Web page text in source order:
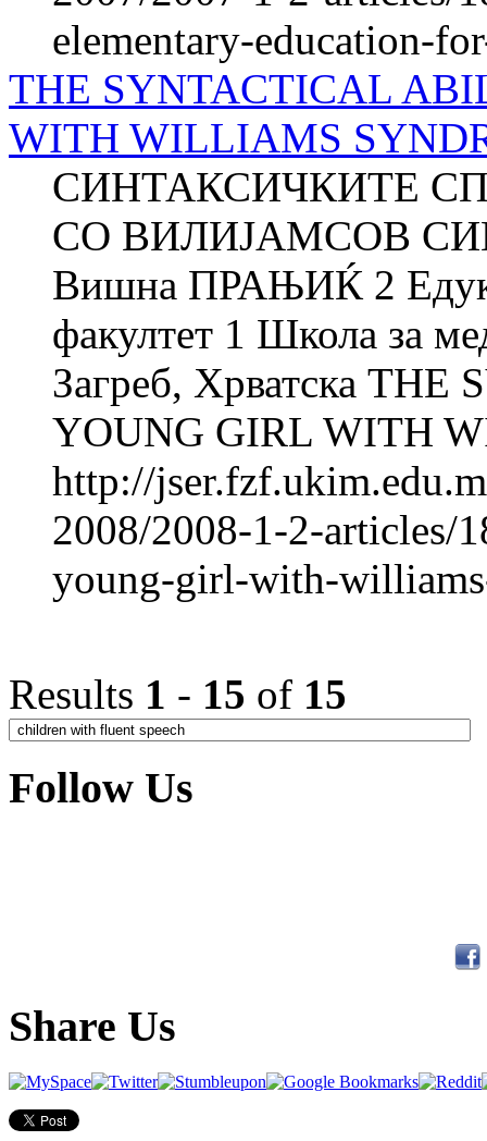
elementary-education-
THE SYNTACTICAL
WITH WILLIAMS
СИНТАКСИЧКИТЕ
СО ВИЛИЈАМСОВ
Вишна ПРАЊИЌ 2
факултет 1 Школа за
Загреб, Хрватска
YOUNG GIRL WITH
http://
2008/2008-1-2-articles/
young-girl-with-
Results 1 - 15 of 15
Follow Us
Share Us